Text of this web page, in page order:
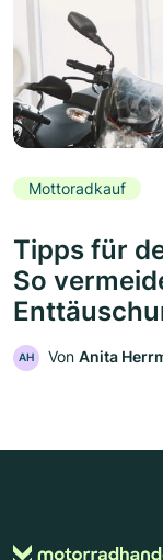
Mottoradkauf
Tipps für
So
AH Von Anita